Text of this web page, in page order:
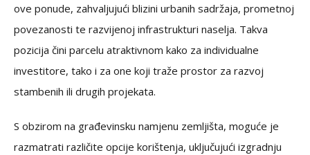
ove ponude, zahvaljujući blizini urbanih sadržaja, prometnoj
povezanosti te razvijenoj infrastrukturi naselja. Takva
pozicija čini parcelu atraktivnom kako za individualne
investitore, tako i za one koji traže prostor za razvoj
stambenih ili drugih projekata.
S obzirom na građevinsku namjenu zemljišta, moguće je
razmatrati različite opcije korištenja, uključujući izgradnju